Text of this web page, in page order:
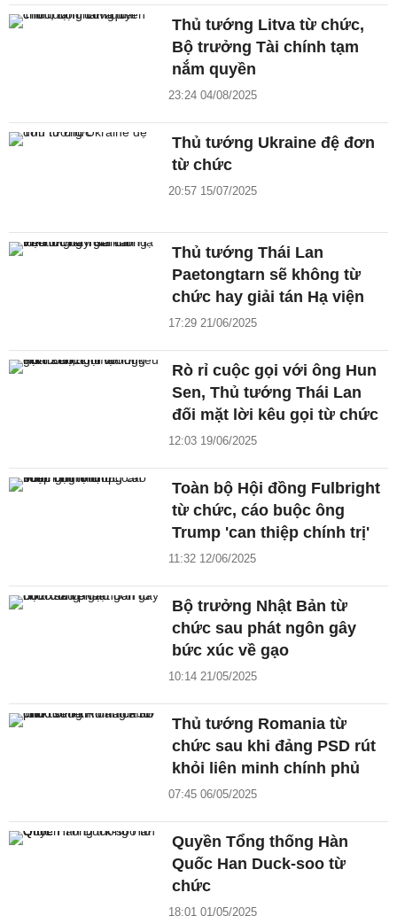
Thủ tướng Litva từ chức,
Bộ trưởng Tài chính tạm
nắm quyền
23:24 04/08/2025
Thủ tướng Ukraine đệ đơn
từ chức
20:57 15/07/2025
Thủ tướng Thái Lan
Paetongtarn sẽ không từ
chức hay giải tán Hạ viện
17:29 21/06/2025
Rò rỉ cuộc gọi với ông Hun
Sen, Thủ tướng Thái Lan
đối mặt lời kêu gọi từ chức
12:03 19/06/2025
Toàn bộ Hội đồng Fulbright
từ chức, cáo buộc ông
Trump 'can thiệp chính trị'
11:32 12/06/2025
Bộ trưởng Nhật Bản từ
chức sau phát ngôn gây
bức xúc về gạo
10:14 21/05/2025
Thủ tướng Romania từ
chức sau khi đảng PSD rút
khỏi liên minh chính phủ
07:45 06/05/2025
Quyền Tổng thống Hàn
Quốc Han Duck-soo từ
chức
18:01 01/05/2025